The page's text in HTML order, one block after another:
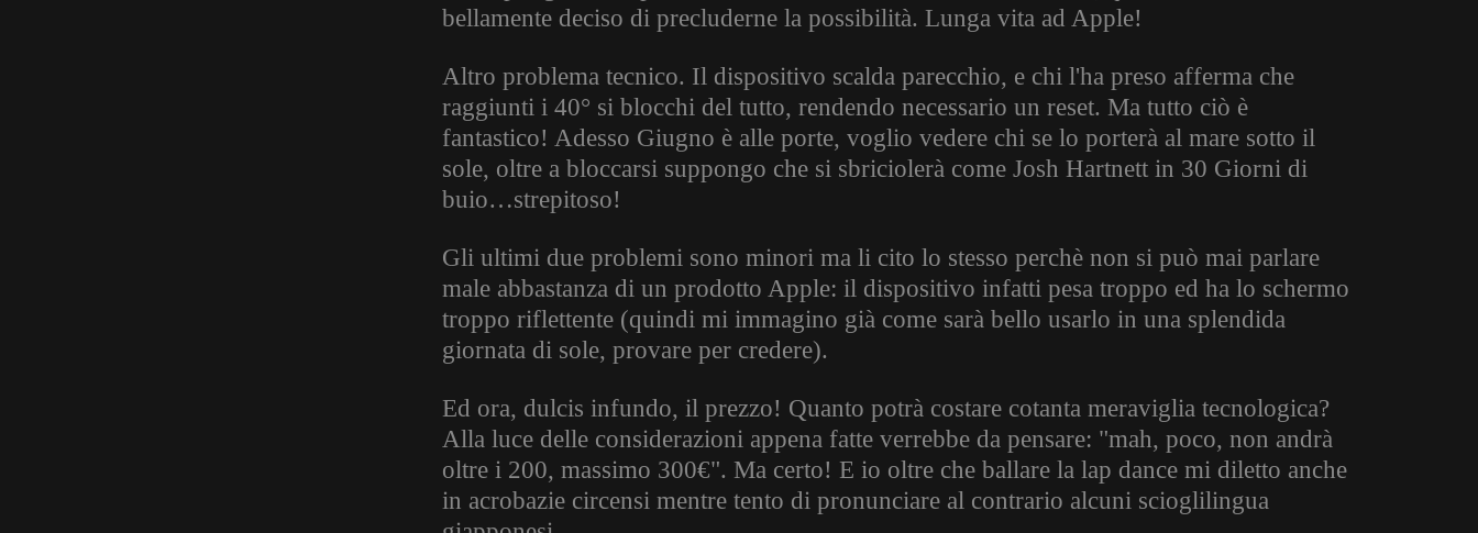
bellamente deciso di precluderne la possibilità. Lunga vita ad Apple!
Altro problema tecnico. Il dispositivo scalda parecchio, e chi l'ha preso afferma che
raggiunti i 40° si blocchi del tutto, rendendo necessario un reset. Ma tutto ciò è
fantastico! Adesso Giugno è alle porte, voglio vedere chi se lo porterà al mare sotto il
sole, oltre a bloccarsi suppongo che si sbriciolerà come Josh Hartnett in 30 Giorni di
buio…strepitoso!
Gli ultimi due problemi sono minori ma li cito lo stesso perchè non si può mai parlare
male abbastanza di un prodotto Apple: il dispositivo infatti pesa troppo ed ha lo schermo
troppo riflettente (quindi mi immagino già come sarà bello usarlo in una splendida
giornata di sole, provare per credere).
Ed ora, dulcis infundo, il prezzo! Quanto potrà costare cotanta meraviglia tecnologica?
Alla luce delle considerazioni appena fatte verrebbe da pensare: "mah, poco, non andrà
oltre i 200, massimo 300€". Ma certo! E io oltre che ballare la lap dance mi diletto anche
in acrobazie circensi mentre tento di pronunciare al contrario alcuni scioglilingua